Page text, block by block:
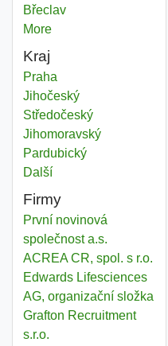
Statistika
BřeclavOkres
Moredistricts
Kraj
Statistika
Praha
Statistika
JihočeskýKraj
Statistika
StředočeskýKraj
Statistika
JihomoravskýKraj
Statistika
PardubickýKraj
Dalšíkraj
Firmy
První novinová
společnost a.s.
ACREA CR, spol. s r.o.
Edwards Lifesciences
AG, organizační složka
Grafton Recruitment
s.r.o.